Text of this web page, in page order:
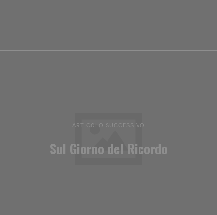
ARTICOLO SUCCESSIVO
Sul Giorno del Ricordo